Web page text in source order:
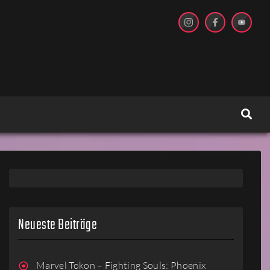
Neueste Beiträge
Marvel Tokon – Fighting Souls: Phoenix